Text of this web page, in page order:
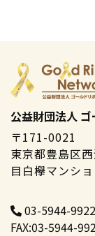
公益財団法人
〒171-0021
東京都豊島区
目白欅マンシ
03-5944-9922
FAX:03-5944-